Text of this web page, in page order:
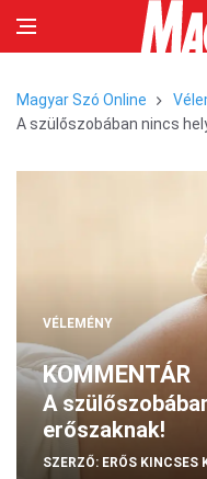
Magyar Szó Online
A szülőszobában nincs
VÉLEMÉNY
KOMMENTÁR
A
erőszaknak!
SZERZŐ: ERŐS KINCSES